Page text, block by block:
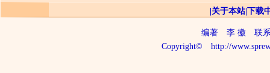
辅音字母双写的含义
★字符的不可分割性
关于本站|下载
编著 李 徽 联系
Copyright©
http://